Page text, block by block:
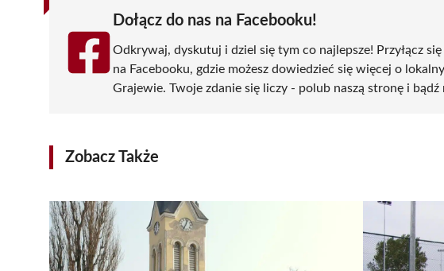
Dołącz do nas na Facebooku!
Odkrywaj, dyskutuj i dziel się tym co najlepsze! Przyłącz się
na Facebooku, gdzie możesz dowiedzieć się więcej o
Grajewie. Twoje zdanie się liczy - polub naszą stronę i bądź
Zobacz Także